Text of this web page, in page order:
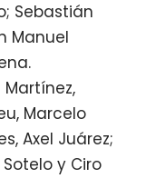
Sebastián
Manuel
Marcelo
Axel Juárez;
y Ciro